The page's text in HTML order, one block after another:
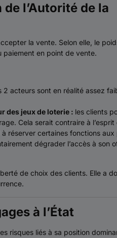
l’Autorité de la
la vente. Selon elle, le
paiement en point de vente.
2 acteurs sont en réalité assez
des jeux de loterie : les clients
Cela serait contraire à l’esprit
réserver certaines fonctions
dégrader l’accès à son
de choix des clients. Elle a
à l’État
risques liés à sa position